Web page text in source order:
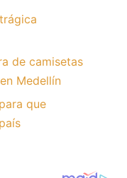
de camisetas
Medellín
que